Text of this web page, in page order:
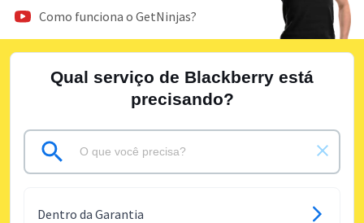
Como funciona o GetNinjas?
Qual serviço de Blackberry está
precisando?
Dentro da Garantia